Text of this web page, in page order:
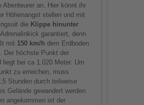
Abenteurer an. Hier könnt ihr
Höhenangst stellen und mit
die Klippe hinunter
. Adrenalinkick garantiert, denn
mit 150 km/h dem Erdboden
Der höchste Punkt der
liegt bei ca 1.020 Meter. Um
zu erreichen, muss
Stunden durch teilweise
Gelände gewandert werden.
angekommen ist der